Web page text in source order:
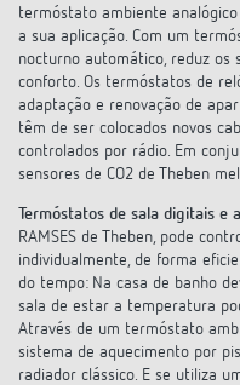
termóstato ambiente
a sua aplicação. Com um
nocturno automático, reduz os
conforto. Os termóstatos de
adaptação e renovação de
têm de ser colocados novos
controlados por rádio. Em
sensores de CO2 de Theben
Termóstatos de sala digitais e
RAMSES de Theben, pode
individualmente, de forma
do tempo: Na casa de banho
sala de estar a temperatura
Através de um termóstato
sistema de aquecimento por
radiador clássico. E se utiliza